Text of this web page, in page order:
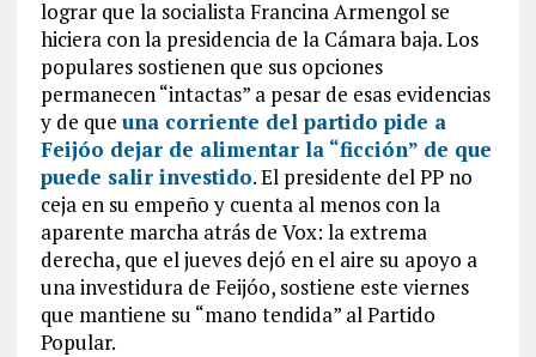
lograr que la socialista Francina Armengol se
hiciera con la presidencia de la Cámara baja. Los
populares sostienen que sus opciones
permanecen “intactas” a pesar de esas evidencias
y de que una corriente del partido pide a
Feijóo dejar de alimentar la “ficción” de que
puede salir investido. El presidente del PP no
ceja en su empeño y cuenta al menos con la
aparente marcha atrás de Vox: la extrema
derecha, que el jueves dejó en el aire su apoyo a
una investidura de Feijóo, sostiene este viernes
que mantiene su “mano tendida” al Partido
Popular.